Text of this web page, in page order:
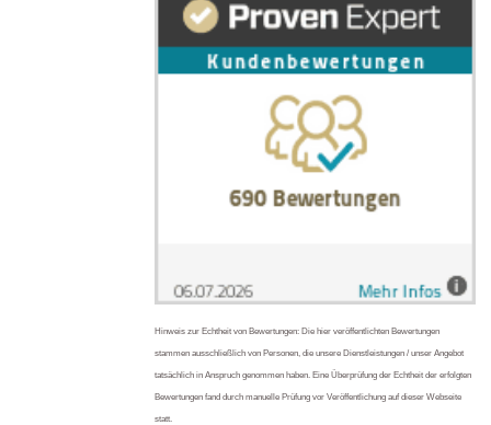
Hinweis zur Echtheit von Bewertungen: Die hier veröffentlichten Bewertungen
stammen ausschließlich von Personen, die unsere Dienstleistungen / unser Angebot
tatsächlich in Anspruch genommen haben. Eine Überprüfung der Echtheit der erfolgten
Bewertungen fand durch manuelle Prüfung vor Veröffentlichung auf dieser Webseite
statt.